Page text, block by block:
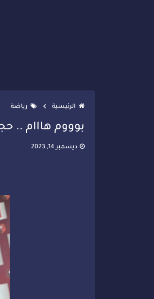
الرئيسية رياضة
بوووم هااام ..
ديسمبر 14, 2023